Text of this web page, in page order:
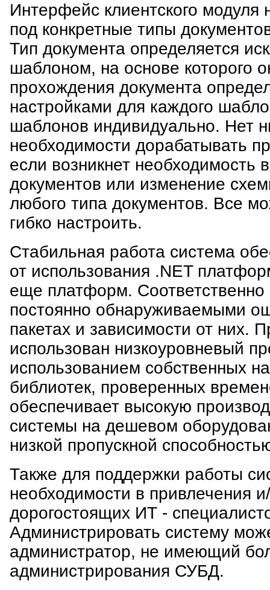
Интерфейс клиентского модуля
под конкретные типы
Тип документа определяется
шаблоном, на основе которого
прохождения документа
настройками для каждого
шаблонов индивидуально. Нет
необходимости дорабатывать
если возникнет необходимость
документов или изменение
любого типа документов. Все
гибко настроить.
Стабильная работа система
от использования .NET
еще платформ. Соответственно
постоянно обнаруживаемыми
пакетах и зависимости от них.
использован низкоуровневый
использованием собственных
библиотек, проверенных
обеспечивает высокую
системы на дешевом
низкой пропускной
Также для поддержки работы
необходимости в привлечения
дорогостоящих ИТ -
Администрировать систему
администратор, не имеющий
администрирования СУБД.